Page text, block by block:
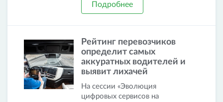
Подробнее
Рейтинг перевозчиков
определит самых
аккуратных водителей и
выявит лихачей
На сессии «Эволюция
цифровых сервисов на